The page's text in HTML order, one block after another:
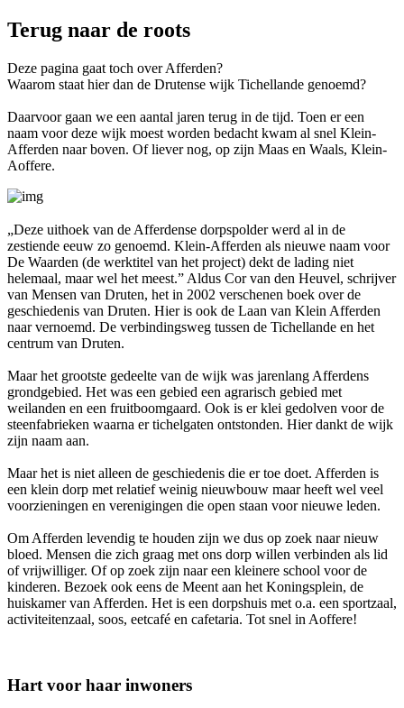
Terug naar de roots
Deze pagina gaat toch over Afferden?
Waarom staat hier dan de Drutense wijk Tichellande genoemd?
Daarvoor gaan we een aantal jaren terug in de tijd. Toen er een
naam voor deze wijk moest worden bedacht kwam al snel Klein-
Afferden naar boven. Of liever nog, op zijn Maas en Waals, Klein-
Aoffere.
„Deze uithoek van de Afferdense dorpspolder werd al in de
zestiende eeuw zo genoemd. Klein-Afferden als nieuwe naam voor
De Waarden (de werktitel van het project) dekt de lading niet
helemaal, maar wel het meest.” Aldus Cor van den Heuvel, schrijver
van Mensen van Druten, het in 2002 verschenen boek over de
geschiedenis van Druten. Hier is ook de Laan van Klein Afferden
naar vernoemd. De verbindingsweg tussen de Tichellande en het
centrum van Druten.
Maar het grootste gedeelte van de wijk was jarenlang Afferdens
grondgebied. Het was een gebied een agrarisch gebied met
weilanden en een fruitboomgaard. Ook is er klei gedolven voor de
steenfabrieken waarna er tichelgaten ontstonden. Hier dankt de wijk
zijn naam aan.
Maar het is niet alleen de geschiedenis die er toe doet. Afferden is
een klein dorp met relatief weinig nieuwbouw maar heeft wel veel
voorzieningen en verenigingen die open staan voor nieuwe leden.
Om Afferden levendig te houden zijn we dus op zoek naar nieuw
bloed. Mensen die zich graag met ons dorp willen verbinden als lid
of vrijwilliger. Of op zoek zijn naar een kleinere school voor de
kinderen. Bezoek ook eens de Meent aan het Koningsplein, de
huiskamer van Afferden. Het is een dorpshuis met o.a. een sportzaal,
activiteitenzaal, soos, eetcafé en cafetaria. Tot snel in Aoffere!
Hart voor haar inwoners